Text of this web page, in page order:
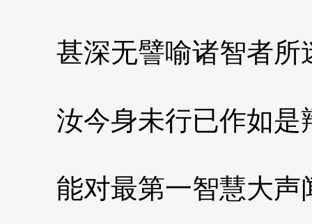
甚深无譬喻诸智者所
汝今身未行已作如是
能对最第一智慧大声